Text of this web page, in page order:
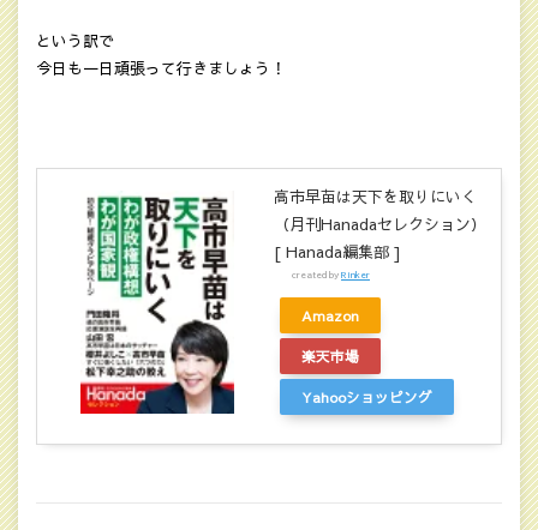
という訳で
今日も一日頑張って行きましょう！
高市早苗は天下を取りにいく
（月刊Hanadaセレクション）
[ Hanada編集部 ]
created byRinker
Amazon
楽天市場
Yahooショッピング